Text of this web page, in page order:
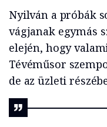
Nyilván a próbák
vágjanak egymás
elején, hogy
Tévéműsor
de az üzleti